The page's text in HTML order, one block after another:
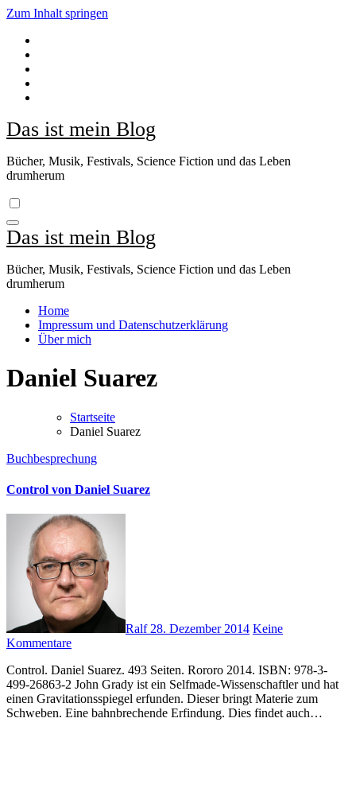
Zum Inhalt springen
Das ist mein Blog
Bücher, Musik, Festivals, Science Fiction und das Leben
drumherum
Das ist mein Blog
Bücher, Musik, Festivals, Science Fiction und das Leben
drumherum
Home
Impressum und Datenschutzerklärung
Über mich
Daniel Suarez
Startseite
Daniel Suarez
Buchbesprechung
Control von Daniel Suarez
Ralf28. Dezember 2014 Keine
Kommentare
Control. Daniel Suarez. 493 Seiten. Rororo 2014. ISBN: 978-3-
499-26863-2 John Grady ist ein Selfmade-Wissenschaftler und hat
einen Gravitationsspiegel erfunden. Dieser bringt Materie zum
Schweben. Eine bahnbrechende Erfindung. Dies findet auch…